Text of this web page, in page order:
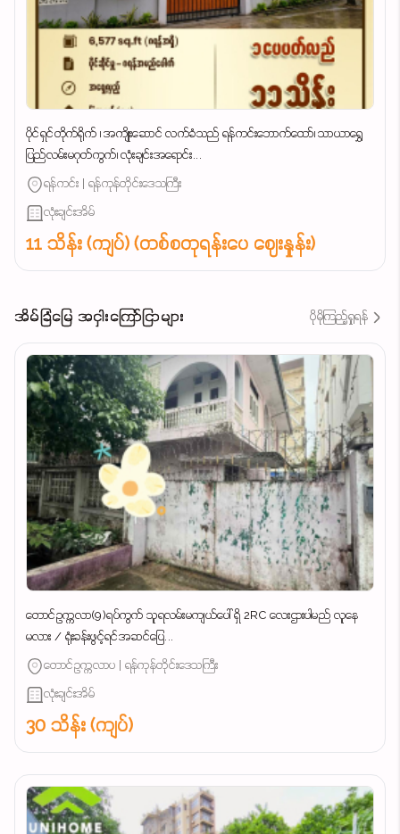
ပိုင်ရှင်တိုက်ရိုက် ၊ အကျိုးဆောင် လက်ခံသည် ရန်ကင်းဘောက်ထော်၊ သာယာရွှေ
ပြည်လမ်းမဂုတ်ကွက်၊ လုံးချင်းအရောင်း...
ရန်ကင်း | ရန်ကုန်တိုင်းဒေသကြီး
လုံးချင်းအိမ်
11 သိန်း (ကျပ်) (တစ်စတုရန်းပေ ဈေးနှုန်း)
အိမ်ခြံမြေ အငှါးကြော်ငြာများ ပိုမိုကြည့်ရှုရန်
တောင်ဥက္ကလာ(9)ရပ်ကွက် သူရလမ်းမကျယ်ပေါ် ရှိ 2RC လေးဌားပါမည် လူနေ
မလား / ရုံးခန်းဖွင့်ရင်အဆင်ပြေ...
တောင်ဥက္ကလာပ | ရန်ကုန်တိုင်းဒေသကြီး
လုံးချင်းအိမ်
30 သိန်း (ကျပ်)